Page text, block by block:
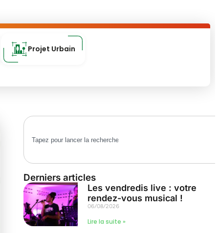
Projet Urbain
Derniers articles
Les vendredis live : votre
rendez-vous musical !
06/08/2026
Lire la suite »